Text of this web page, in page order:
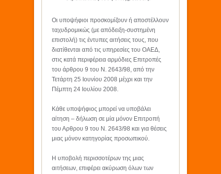
Οι υποψήφιοι προσκομίζουν ή αποστέλλουν
ταχυδρομικώς (με απόδειξη-συστημένη
επιστολή) τις έντυπες αιτήσεις τους, που
διατίθενται από τις υπηρεσίες του ΟΑΕΔ,
στις κατά περιφέρεια αρμόδιες Επιτροπές
του άρθρου 9 του Ν. 2643/98, από την
Τετάρτη 25 Ιουνίου 2008 μέχρι και την
Πέμπτη 24 Ιουλίου 2008.
Κάθε υποψήφιος μπορεί να υποβάλει
αίτηση – δήλωση σε μία μόνον Επιτροπή
του Αρθρου 9 του Ν. 2643/98 και για θέσεις
μιας μόνον κατηγορίας προσωπικού.
Η υποβολή περισσοτέρων της μιας
αιτήσεων, επιφέρει ακύρωση όλων των